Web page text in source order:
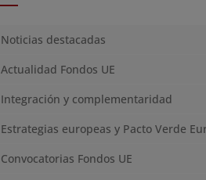
Noticias destacadas
Actualidad Fondos UE
Integración y complementaridad
Estrategias europeas y Pacto Verde
Convocatorias Fondos UE